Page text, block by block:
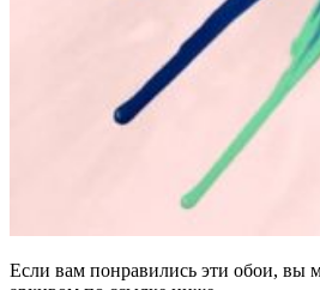
Если вам понравились эти обои, вы